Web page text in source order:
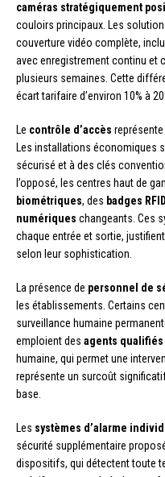
caméras stratégiquement
couloirs principaux. Les
couverture vidéo complète,
avec enregistrement continu et
plusieurs semaines. Cette
écart tarifaire d’environ 10% à
Le contrôle d’accès
Les installations économiques
sécurisé et à des clés
l’opposé, les centres haut de
biométriques, des badges RFID
numériques changeants. Ces
chaque entrée et sortie,
selon leur sophistication.
La présence de personnel de
les établissements. Certains
surveillance humaine
emploient des agents qualifiés
humaine, qui permet une
représente un surcoût
base.
Les systèmes d’alarme
sécurité supplémentaire
dispositifs, qui détectent toute